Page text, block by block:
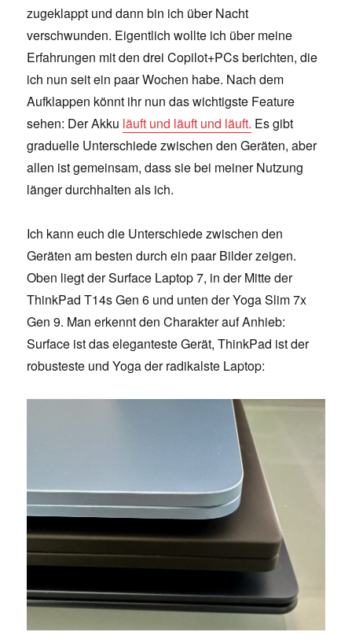
zugeklappt und dann bin ich über Nacht
verschwunden. Eigentlich wollte ich über meine
Erfahrungen mit den drei Copilot+PCs berichten, die
ich nun seit ein paar Wochen habe. Nach dem
Aufklappen könnt ihr nun das wichtigste Feature
sehen: Der Akku läuft und läuft und läuft. Es gibt
graduelle Unterschiede zwischen den Geräten, aber
allen ist gemeinsam, dass sie bei meiner Nutzung
länger durchhalten als ich.
Ich kann euch die Unterschiede zwischen den
Geräten am besten durch ein paar Bilder zeigen.
Oben liegt der Surface Laptop 7, in der Mitte der
ThinkPad T14s Gen 6 und unten der Yoga Slim 7x
Gen 9. Man erkennt den Charakter auf Anhieb:
Surface ist das eleganteste Gerät, ThinkPad ist der
robusteste und Yoga der radikalste Laptop: